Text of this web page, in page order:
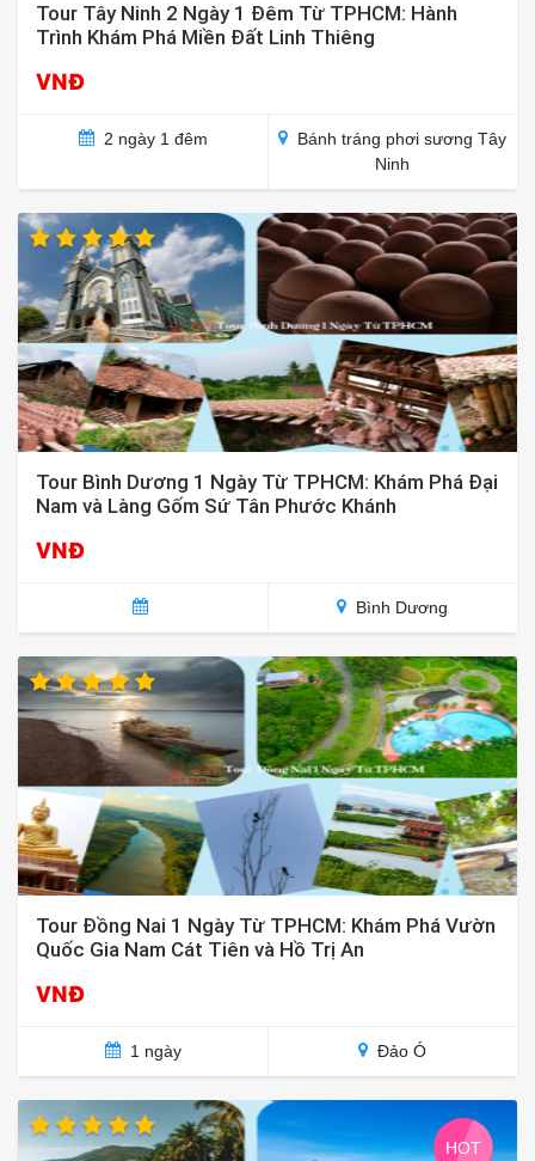
Tour Tây Ninh 2 Ngày 1 Đêm Từ TPHCM: Hành
Trình Khám Phá Miền Đất Linh Thiêng
VNĐ
2 ngày 1 đêm
Bánh tráng phơi sương Tây
Ninh
Tour Bình Dương 1 Ngày Từ TPHCM: Khám Phá Đại
Nam và Làng Gốm Sứ Tân Phước Khánh
VNĐ
Bình Dương
Tour Đồng Nai 1 Ngày Từ TPHCM: Khám Phá Vườn
Quốc Gia Nam Cát Tiên và Hồ Trị An
VNĐ
1 ngày Đảo Ó
HOT